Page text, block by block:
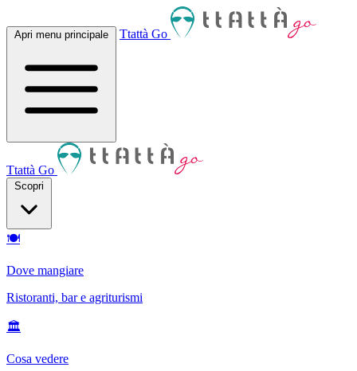
Apri menu principale Ttattà Go
Ttattà Go
Scopri
🍽
Dove mangiare
Ristoranti, bar e agriturismi
🏛
Cosa vedere